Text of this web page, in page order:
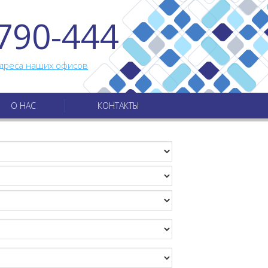
444
наших офисов
О НАС КОНТАКТЫ